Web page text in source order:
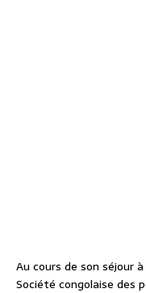
Au cours de son séjour
Société congolaise des